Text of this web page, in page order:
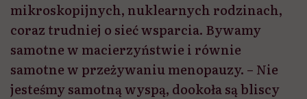
mikroskopijnych, nuklearnych rodzinach,
coraz trudniej o sieć wsparcia. Bywamy
samotne w macierzyństwie i równie
samotne w przeżywaniu menopauzy. – Nie
jesteśmy samotną wyspą, dookoła są bliscy